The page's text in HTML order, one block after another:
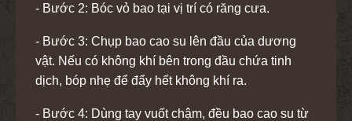
- Bước 2: Bóc vỏ bao tại vị trí có răng cưa.
- Bước 3: Chụp bao cao su lên đầu của dương
vật. Nếu có không khí bên trong đầu chứa tinh
dịch, bóp nhẹ để đẩy hết không khí ra.
- Bước 4: Dùng tay vuốt chậm, đều bao cao su từ